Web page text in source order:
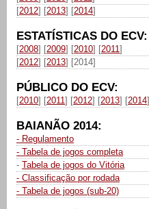
[2012] [2013] [2014]
ESTATÍSTICAS DO ECV:
[2008] [2009] [2010] [2011]
[2012] [2013] [2014]
PÚBLICO DO ECV:
[2010] [2011] [2012] [2013] [2014]
BAIANÃO 2014:
- Regulamento
- Tabela de jogos completa
- Tabela de jogos do Vitória
- Classificação por rodada
- Tabela de jogos (sub-20)